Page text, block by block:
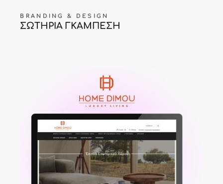
BRANDING & DESIGN
ΣΩΤΗΡΙΑ ΓΚΑΜΠΕΣΗ